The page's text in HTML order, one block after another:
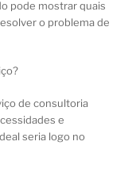
pode mostrar quais
o problema de
de consultoria
e
seria logo no